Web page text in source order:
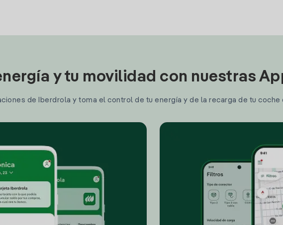
y tu movilidad con nuestras
de Iberdrola y toma el control de tu energía y de la recarga de tu